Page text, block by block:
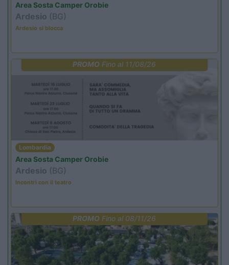
Area Sosta Camper Orobie
Ardesio (BG)
Ardesio si blocca
PROMO Fino al 11/08/26
Lombardia
Area Sosta Camper Orobie
Ardesio (BG)
Incontri con il teatro
PROMO Fino al 08/11/26